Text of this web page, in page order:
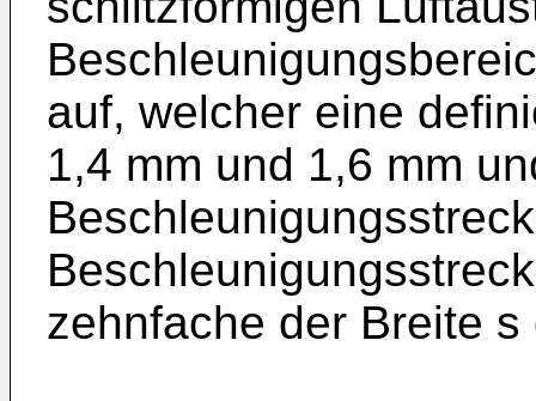
auf, welcher eine
1,4 mm und 1,6 mm
zehnfache der Breite